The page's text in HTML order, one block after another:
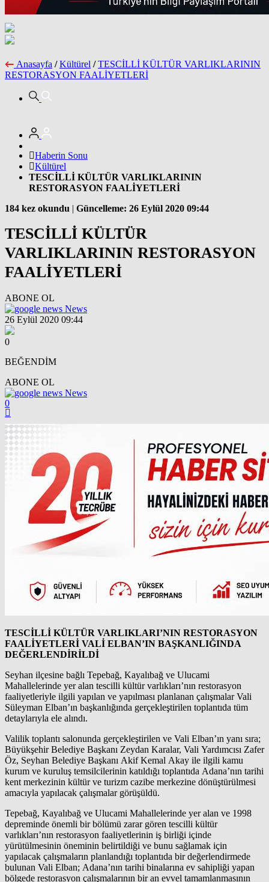
Anasayfa / Kültürel / TESCİLLİ KÜLTÜR VARLIKLARININ
RESTORASYON FAALİYETLERİ
Haberin Sonu
Kültürel
TESCİLLİ KÜLTÜR VARLIKLARININ
RESTORASYON FAALİYETLERİ
184 kez okundu | Güncelleme: 26 Eylül 2020 09:44
TESCİLLİ KÜLTÜR
VARLIKLARININ RESTORASYON
FAALİYETLERİ
ABONE OL
News
26 Eylül 2020 09:44
0
BEĞENDİM
ABONE OL
News
0
TESCİLLİ KÜLTÜR VARLIKLARI’NIN RESTORASYON
FAALİYETLERİ VALİ ELBAN’IN BAŞKANLIĞINDA
DEĞERLENDİRİLDİ
Seyhan ilçesine bağlı Tepebağ, Kayalıbağ ve Ulucami
Mahallelerinde yer alan tescilli kültür varlıkları’nın restorasyon
faaliyetleriyle ilgili yapılan ve yapılması planlanan çalışmalar Vali
Süleyman Elban’ın başkanlığında gerçekleştirilen toplantıda tüm
detaylarıyla ele alındı.
Valilik toplantı salonunda gerçekleştirilen ve Vali Elban’ın yanı sıra;
Büyükşehir Belediye Başkanı Zeydan Karalar, Vali Yardımcısı Zafer
Öz, Seyhan Belediye Başkanı Akif Kemal Akay ile ilgili kamu
kurum ve kuruluş temsilcilerinin katıldığı toplantıda Adana’nın tarihi
kent merkezinin kültür ve turizm cazibe merkezine dönüştürülmesi
amacıyla yapılacak çalışmalar görüşüldü.
Tepebağ, Kayalıbağ ve Ulucami Mahallelerinde yer alan ve 1998
depreminde önemli bir bölümü zarar gören tescilli kültür
varlıkları’nın restorasyon faaliyetlerinin iş birliği içinde
yürütülmesinin öneminin belirtildiği ve bunu sağlamak için
yapılacak çalışmaların planlandığı toplantıda bir değerlendirmede
bulunan Vali Elban; Adana’nın tarihi binalarına ev sahipliği yapan
bölgede restorasyon çalışmalarının bir an evvel tamamlanmasının